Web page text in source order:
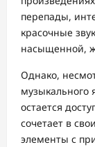
перепады,
красочные
насыщенной,
Однако,
музыкального
остается
сочетает в
элементы с